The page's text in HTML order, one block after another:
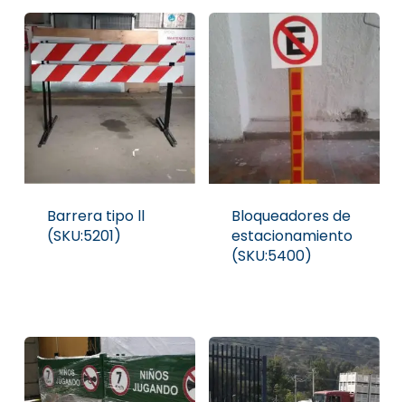
Barrera tipo ll
(SKU:5201)
Bloqueadores de
estacionamiento
(SKU:5400)